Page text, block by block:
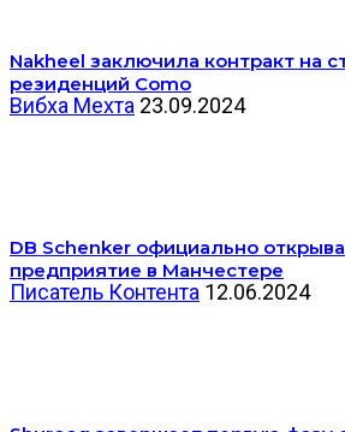
Nakheel заключила контракт на
резиденций Como
Вибха Мехта 23.09.2024
DB Schenker официально
предприятие в Манчестере
Писатель Контента 12.06.2024